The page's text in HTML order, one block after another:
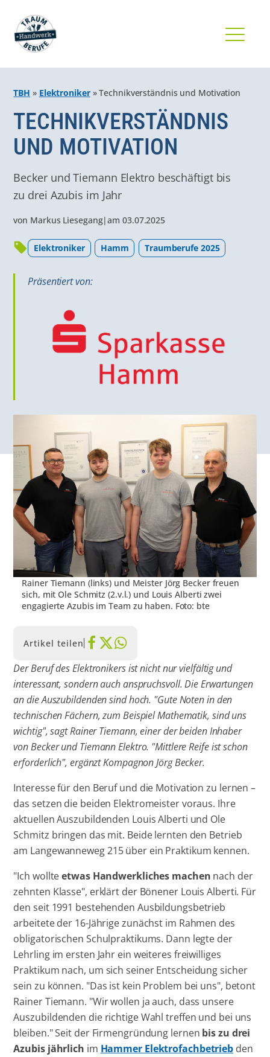
TBH » Elektroniker»Technikverständnis und Motivation
TECHNIKVERSTÄNDNIS
UND MOTIVATION
Becker und Tiemann Elektro beschäftigt bis
zu drei Azubis im Jahr
von Markus Liesegang|am03.07.2025
Elektroniker Hamm Traumberufe 2025
Präsentiert von:
Rainer Tiemann (links) und Meister Jörg Becker freuen
sich, mit Ole Schmitz (2.v.l.) und Louis Alberti zwei
engagierte Azubis im Team zu haben. Foto: bte
Artikel teilen
Der Beruf des Elektronikers ist nicht nur vielfältig und
interessant, sondern auch anspruchsvoll. Die Erwartungen
an die Auszubildenden sind hoch. "Gute Noten in den
technischen Fächern, zum Beispiel Mathematik, sind uns
wichtig", sagt Rainer Tiemann, einer der beiden Inhaber
von Becker und Tiemann Elektro. "Mittlere Reife ist schon
erforderlich", ergänzt Kompagnon Jörg Becker.
Interesse für den Beruf und die Motivation zu lernen –
das setzen die beiden Elektromeister voraus. Ihre
aktuellen Auszubildenden Louis Alberti und Ole
Schmitz bringen das mit. Beide lernten den Betrieb
am Langewanneweg 215 über ein Praktikum kennen.
"Ich wollteetwas Handwerkliches machen nach der
zehnten Klasse", erklärt der Bönener Louis Alberti. Für
den seit 1991 bestehenden Ausbildungsbetrieb
arbeitete der 16-Jährige zunächst im Rahmen des
obligatorischen Schulpraktikums. Dann legte der
Lehrling im ersten Jahr ein weiteres freiwilliges
Praktikum nach, um sich seiner Entscheidung sicher
sein zu können. "Das ist kein Problem bei uns", betont
Rainer Tiemann. "Wir wollen ja auch, dass unsere
Auszubildenden die richtige Wahl treffen und bei uns
bleiben." Seit der Firmengründung lernen bis zu drei
Azubis jährlich im Hammer Elektrofachbetrieb den